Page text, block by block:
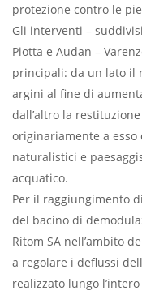
protezione contro le
Gli interventi –
Piotta e Audan –
principali: da un lato il
argini al fine di
dall’altro la
originariamente a
naturalistici e
acquatico.
Per il raggiungimento
del bacino di
Ritom SA nell’ambito
a regolare i deflussi
realizzato lungo